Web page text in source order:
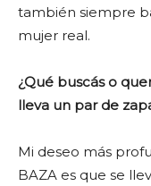
también siempre
mujer real.
¿Qué buscás o
lleva un par de
Mi deseo más
BAZA es que se